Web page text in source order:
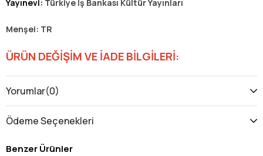
Yayınevi: Türkiye İş Bankası Kültür Yayınları
Menşei: TR
ÜRÜN DEĞİŞİM VE İADE BİLGİLERİ:
ve değişim yoktur.
Baskı hatalarını +905051183335 nolu Whatsapp hattımız
Yorumlar(0)
Ödeme Seçenekleri
Benzer Ürünler